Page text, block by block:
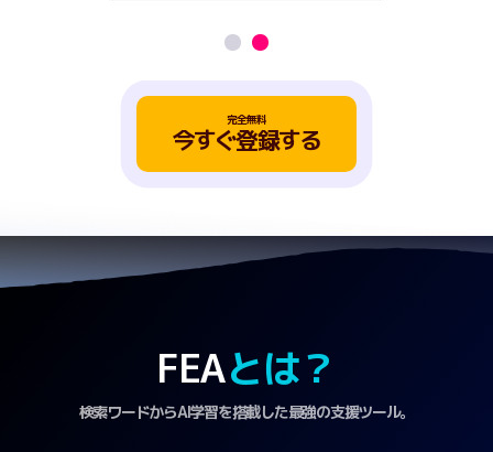
完全無料
今すぐ登録する
FEAとは？
検索ワードからAI学習を搭載した最強の支援ツール。